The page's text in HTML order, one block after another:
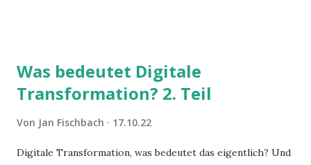
karlsruhe-99d1-1139173/about Hier ist noch unser
"Umzugslink" für beide Gruppen, damit uns Interessierte
https://www.linkedin.com/groups/12494493/
Was bedeutet Digitale
Transformation? 2. Teil
Von Jan Fischbach 17.10.22
Digitale Transformation, was bedeutet das eigentlich? Und